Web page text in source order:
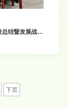
结暨发展战略
下页